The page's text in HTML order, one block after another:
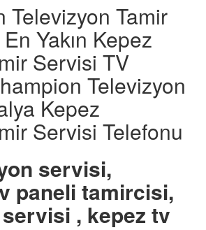
Televizyon Tamir
Yakın Kepez
Servisi TV
Televizyon
Kepez
Servisi Telefonu
servisi,
paneli tamircisi,
, kepez tv